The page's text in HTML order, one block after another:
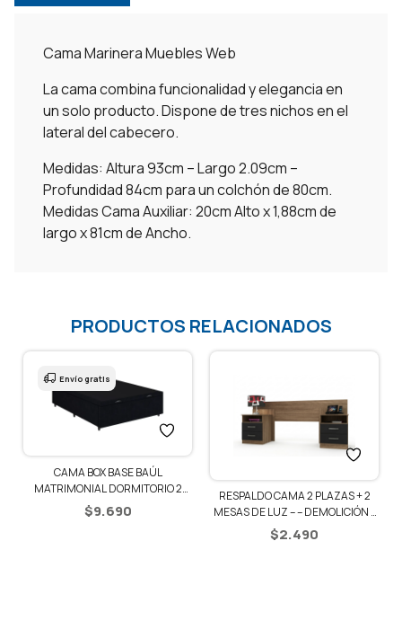
Cama Marinera Muebles Web
La cama combina funcionalidad y elegancia en
un solo producto. Dispone de tres nichos en el
lateral del cabecero.
Medidas: Altura 93cm – Largo 2.09cm –
Profundidad 84cm para un colchón de 80cm.
Medidas Cama Auxiliar: 20cm Alto x 1,88cm de
largo x 81cm de Ancho.
PRODUCTOS RELACIONADOS
CAMA BOX BASE BAÚL
MATRIMONIAL DORMITORIO 2
PLAZAS
$9.690
Envío gratis
RESPALDO CAMA 2 PLAZAS + 2
MESAS DE LUZ – – DEMOLICIÓN /
NEGRO
$2.490